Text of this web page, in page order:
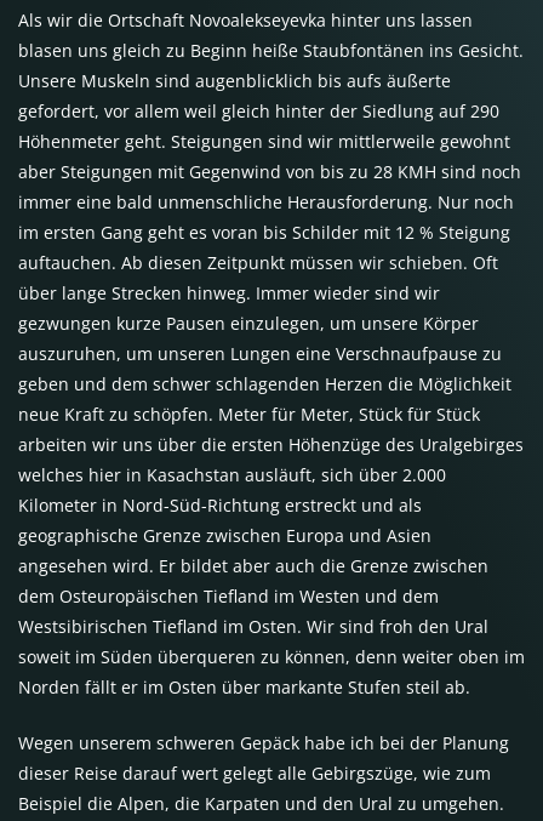
Als wir die Ortschaft Novoalekseyevka hinter uns lassen
blasen uns gleich zu Beginn heiße Staubfontänen ins Gesicht.
Unsere Muskeln sind augenblicklich bis aufs äußerte
gefordert, vor allem weil gleich hinter der Siedlung auf 290
Höhenmeter geht. Steigungen sind wir mittlerweile gewohnt
aber Steigungen mit Gegenwind von bis zu 28 KMH sind noch
immer eine bald unmenschliche Herausforderung. Nur noch
im ersten Gang geht es voran bis Schilder mit 12 % Steigung
auftauchen. Ab diesen Zeitpunkt müssen wir schieben. Oft
über lange Strecken hinweg. Immer wieder sind wir
gezwungen kurze Pausen einzulegen, um unsere Körper
auszuruhen, um unseren Lungen eine Verschnaufpause zu
geben und dem schwer schlagenden Herzen die Möglichkeit
neue Kraft zu schöpfen. Meter für Meter, Stück für Stück
arbeiten wir uns über die ersten Höhenzüge des Uralgebirges
welches hier in Kasachstan ausläuft, sich über 2.000
Kilometer in Nord-Süd-Richtung erstreckt und als
geographische Grenze zwischen Europa und Asien
angesehen wird. Er bildet aber auch die Grenze zwischen
dem Osteuropäischen Tiefland im Westen und dem
Westsibirischen Tiefland im Osten. Wir sind froh den Ural
soweit im Süden überqueren zu können, denn weiter oben im
Norden fällt er im Osten über markante Stufen steil ab.
Wegen unserem schweren Gepäck habe ich bei der Planung
dieser Reise darauf wert gelegt alle Gebirgszüge, wie zum
Beispiel die Alpen, die Karpaten und den Ural zu umgehen.